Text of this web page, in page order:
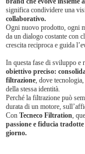
significa condividere una
collaborativo.
Ogni nuovo prodotto, ogni
da un dialogo costante con
crescita reciproca e guida
In questa fase di sviluppo e
obiettivo preciso:
filtrazione, dove
della stessa identità.
Perché la filtrazione può
durata di un motore,
Con Tecneco Filtration,
passione e fiducia
giorno.